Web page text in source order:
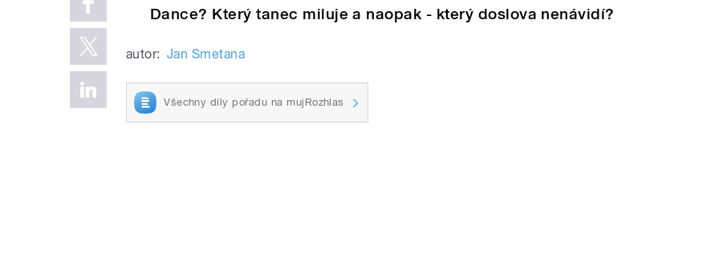
Dance? Který tanec miluje a naopak - který doslova nenávidí?
autor: Jan Smetana
Všechny díly pořadu na mujRozhlas